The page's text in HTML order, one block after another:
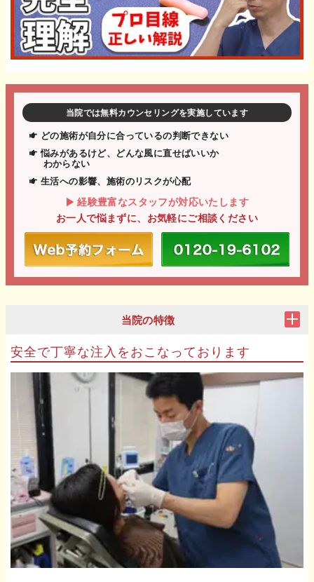
当院では無料カウンセリングを実施しています
どの施術が自分に合っているの判断できない
悩みがあるけど、どんな風に直せばいいか
わからない
生活への影響、施術のリスクが心配
経験豊富なスタッフが対応いたします
お一人で悩まずに、お気軽にご相談ください
当院の特徴
安全で丁寧な注入をおこなっております